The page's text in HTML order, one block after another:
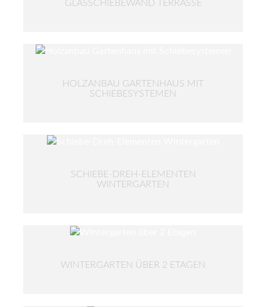
GLASSCHIEBEWAND TERRASSE
HOLZANBAU GARTENHAUS MIT
SCHIEBESYSTEMEN
SCHIEBE-DREH-ELEMENTEN
WINTERGARTEN
WINTERGARTEN ÜBER 2 ETAGEN